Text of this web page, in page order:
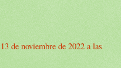
13 de noviembre de 2022 a las